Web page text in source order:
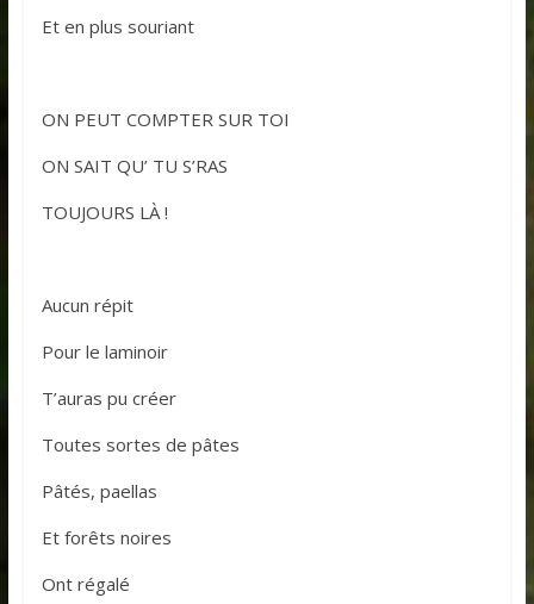
Et en plus souriant
ON PEUT COMPTER SUR TOI
ON SAIT QU’ TU S’RAS
TOUJOURS LÀ !
Aucun répit
Pour le laminoir
T’auras pu créer
Toutes sortes de pâtes
Pâtés, paellas
Et forêts noires
Ont régalé